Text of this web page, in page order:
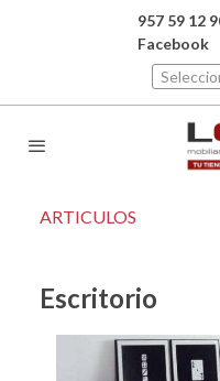
957 59 12
Facebook
ARTICULOS
Escritorio